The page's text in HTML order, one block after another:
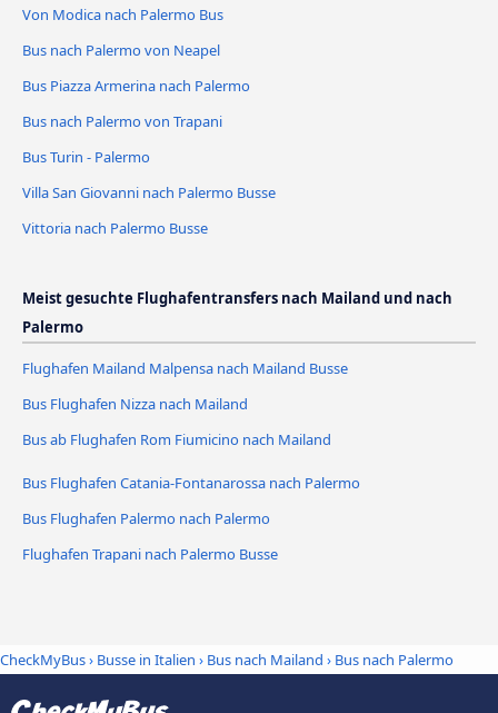
Von Modica nach Palermo Bus
Bus nach Palermo von Neapel
Bus Piazza Armerina nach Palermo
Bus nach Palermo von Trapani
Bus Turin - Palermo
Villa San Giovanni nach Palermo Busse
Vittoria nach Palermo Busse
Meist gesuchte Flughafentransfers nach Mailand und nach
Palermo
Flughafen Mailand Malpensa nach Mailand Busse
Bus Flughafen Nizza nach Mailand
Bus ab Flughafen Rom Fiumicino nach Mailand
Bus Flughafen Catania-Fontanarossa nach Palermo
Bus Flughafen Palermo nach Palermo
Flughafen Trapani nach Palermo Busse
CheckMyBus› Busse in Italien › Bus nach Mailand › Bus nach Palermo